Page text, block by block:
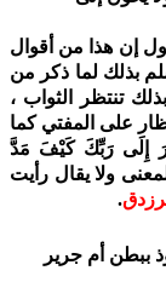
إن هذا من أقوال
بذلك لما ذكر من
تنتظر الثواب ،
على المفتي كما
إِلَى رَبِّكَ كَيْفَ مَدَّ
ولا يقال رأيت
.
أم جرير